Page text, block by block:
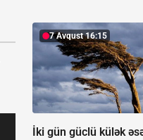
7 Avqust 16:15
İki gün güclü külək